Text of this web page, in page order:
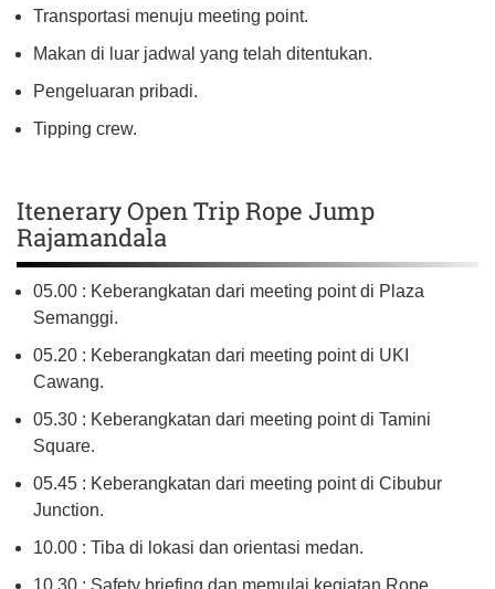
Transportasi menuju meeting point.
Makan di luar jadwal yang telah ditentukan.
Pengeluaran pribadi.
Tipping crew.
Itenerary Open Trip Rope Jump
Rajamandala
05.00 : Keberangkatan dari meeting point di Plaza
Semanggi.
05.20 : Keberangkatan dari meeting point di UKI
Cawang.
05.30 : Keberangkatan dari meeting point di Tamini
Square.
05.45 : Keberangkatan dari meeting point di Cibubur
Junction.
10.00 : Tiba di lokasi dan orientasi medan.
10.30 : Safety briefing dan memulai kegiatan Rope